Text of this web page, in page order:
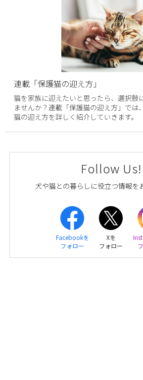
連載「保護猫の迎え方」
猫を家族に迎えたいと思ったら、選択肢
ませんか？連載「保護猫の迎え方」では
猫の迎え方を詳しく紹介していきます。
Follow Us!
犬や猫との暮らしに役立つ情報を
Facebookを
フォロー
Xを
フォロー